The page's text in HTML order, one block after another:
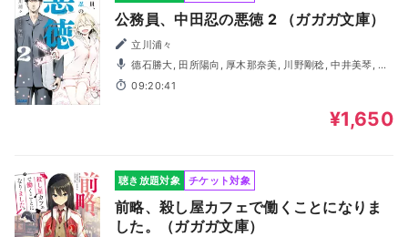
公務員、中田忍の悪徳 2 （ガガガ文庫）
立川浦々
德石勝大, 田所陽向, 厚木那奈美, 川野剛稔, 中井美琴, 白
石兼斗, 西尾桃子, 大橋海咲, 小松千紗都
09:20:41
¥1,650
聴き放題対象 チケット対象
前略、殺し屋カフェで働くことになりま
した。（ガガガ文庫）